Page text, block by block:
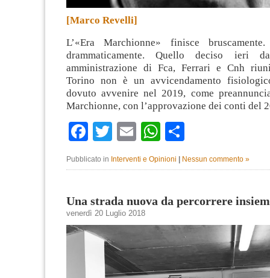
[Marco Revelli]
L’«Era Marchionne» finisce
drammaticamente. Quello deciso ieri
amministrazione di Fca, Ferrari e Cnh
Torino non è un avvicendamento
dovuto avvenire nel 2019, come
Marchionne, con l’approvazione dei conti del
Facebook
TwitterEmailWhatsApp
Pubblicato in Interventi e Opinioni | Nessun commento »
Una strada nuova da percorrere
venerdì 20 Luglio 2018